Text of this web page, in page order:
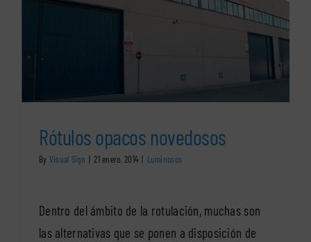
Rótulos opacos novedosos
By Visual Sign 21 enero, 2014 Luminosos
Dentro del ámbito de la rotulación, muchas son
las alternativas que se ponen a disposición de